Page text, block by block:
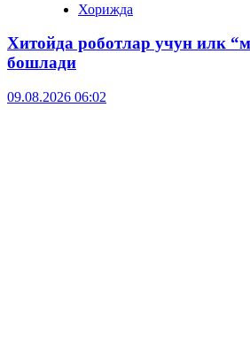
Хорижда
Хитойда роботлар учун илк
бошлади
09.08.2026 06:02